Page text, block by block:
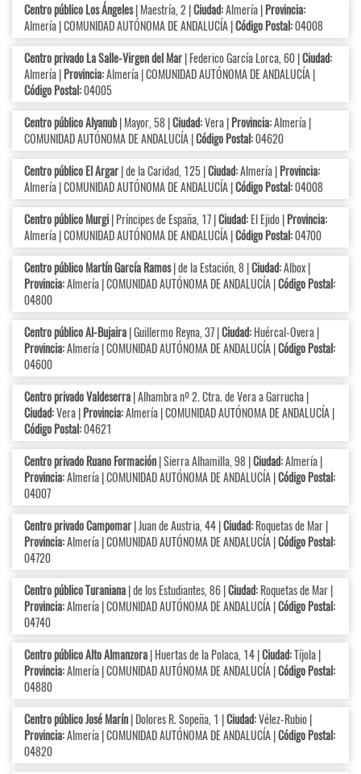
Centro público Los Ángeles| Maestría, 2 |Ciudad:Almería |Provincia:
Almería | COMUNIDAD AUTÓNOMA DE ANDALUCÍA |Código Postal:04008
Centro privado La Salle-Virgen del Mar| Federico García Lorca, 60 |Ciudad:
Almería |Provincia:Almería | COMUNIDAD AUTÓNOMA DE ANDALUCÍA |
Código Postal:04005
Centro público Alyanub| Mayor, 58 |Ciudad:Vera |Provincia:Almería |
COMUNIDAD AUTÓNOMA DE ANDALUCÍA |Código Postal:04620
Centro público El Argar| de la Caridad, 125 |Ciudad:Almería |Provincia:
Almería | COMUNIDAD AUTÓNOMA DE ANDALUCÍA |Código Postal:04008
Centro público Murgi| Príncipes de España, 17 |Ciudad:El Ejido |Provincia:
Almería | COMUNIDAD AUTÓNOMA DE ANDALUCÍA |Código Postal:04700
Centro público Martín García Ramos| de la Estación, 8 |Ciudad:Albox |
Provincia:Almería | COMUNIDAD AUTÓNOMA DE ANDALUCÍA |Código Postal:
04800
Centro público Al-Bujaira| Guillermo Reyna, 37 |Ciudad:Huércal-Overa |
Provincia:Almería | COMUNIDAD AUTÓNOMA DE ANDALUCÍA |Código Postal:
04600
Centro privado Valdeserra| Alhambra nº 2. Ctra. de Vera a Garrucha |
Ciudad:Vera |Provincia:Almería | COMUNIDAD AUTÓNOMA DE ANDALUCÍA |
Código Postal:04621
Centro privado Ruano Formación| Sierra Alhamilla, 98 |Ciudad:Almería |
Provincia:Almería | COMUNIDAD AUTÓNOMA DE ANDALUCÍA |Código Postal:
04007
Centro privado Campomar| Juan de Austria, 44 |Ciudad:Roquetas de Mar |
Provincia:Almería | COMUNIDAD AUTÓNOMA DE ANDALUCÍA |Código Postal:
04720
Centro público Turaniana| de los Estudiantes, 86 |Ciudad:Roquetas de Mar |
Provincia:Almería | COMUNIDAD AUTÓNOMA DE ANDALUCÍA |Código Postal:
04740
Centro público Alto Almanzora| Huertas de la Polaca, 14 |Ciudad:Tíjola |
Provincia:Almería | COMUNIDAD AUTÓNOMA DE ANDALUCÍA |Código Postal:
04880
Centro público José Marín| Dolores R. Sopeña, 1 |Ciudad:Vélez-Rubio |
Provincia:Almería | COMUNIDAD AUTÓNOMA DE ANDALUCÍA |Código Postal:
04820